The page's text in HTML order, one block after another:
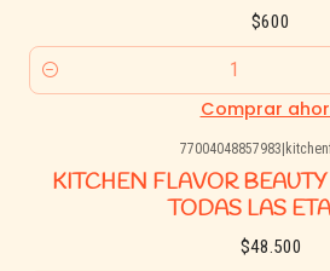
$600
Cantidad
Comprar
77004048857983|
KITCHEN FLAVOR
TODAS LAS
$48.500